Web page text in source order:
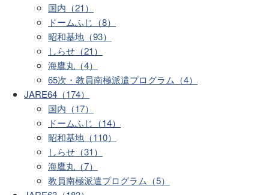
国内（21）
ドームふじ（8）
昭和基地（93）
しらせ（21）
海鷹丸（4）
65次・教員南極派遣プログラム（4）
JARE64（174）
国内（17）
ドームふじ（14）
昭和基地（110）
しらせ（31）
海鷹丸（7）
教員南極派遣プログラム（5）